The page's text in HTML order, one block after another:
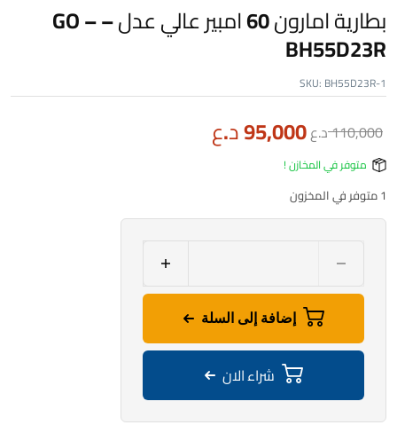
بطارية امارون 60 امبير عالي عدل – GO –
BH55D23R
SKU: BH55D23R-1
110,000د.ع95,000د.ع
متوفر في المخازن !
1 متوفر في المخزون
إضافة إلى السلة
شراء الان